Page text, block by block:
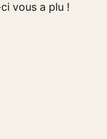
vous a plu !